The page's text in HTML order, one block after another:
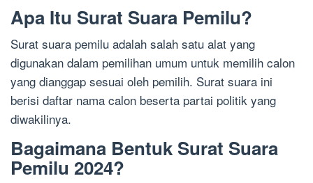
Apa Itu Surat Suara Pemilu?
Surat suara pemilu adalah salah satu alat yang
digunakan dalam pemilihan umum untuk memilih calon
yang dianggap sesuai oleh pemilih. Surat suara ini
berisi daftar nama calon beserta partai politik yang
diwakilinya.
Bagaimana Bentuk Surat Suara
Pemilu 2024?